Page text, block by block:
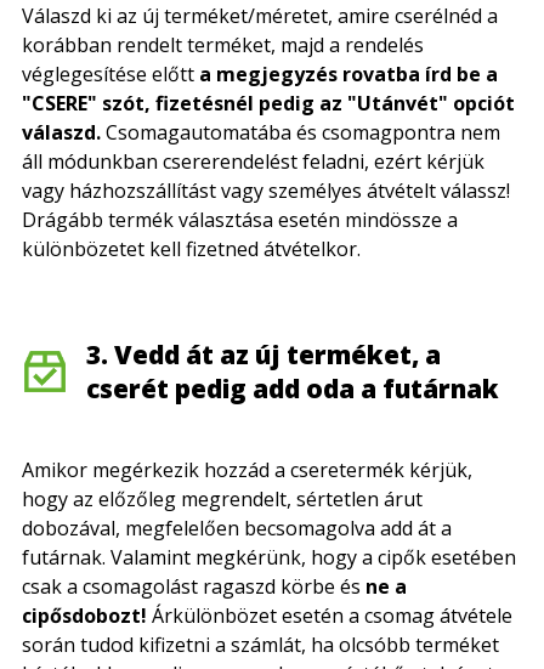
Válaszd ki az új terméket/méretet, amire cserélnéd a
korábban rendelt terméket, majd a rendelés
véglegesítése előtt a megjegyzés rovatba írd be a
"CSERE" szót, fizetésnél pedig az "Utánvét" opciót
válaszd.Csomagautomatába és csomagpontra nem
áll módunkban csererendelést feladni, ezért kérjük
vagy házhozszállítást vagy személyes átvételt válassz!
Drágább termék választása esetén mindössze a
különbözetet kell fizetned átvételkor.
3. Vedd át az új terméket, a
cserét pedig add oda a futárnak
Amikor megérkezik hozzád a cseretermék kérjük,
hogy az előzőleg megrendelt, sértetlen árut
dobozával, megfelelően becsomagolva add át a
futárnak. Valamint megkérünk, hogy a cipők esetében
csak a csomagolást ragaszd körbe és ne a
cipősdobozt! Árkülönbözet esetén a csomag átvétele
során tudod kifizetni a számlát, ha olcsóbb terméket